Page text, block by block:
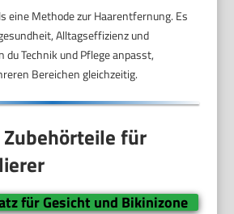
eine Methode zur Haarentfernung. Es
Alltagseffizienz und
du Technik und Pflege anpasst,
Bereichen gleichzeitig.
für
für Gesicht und Bikinizone